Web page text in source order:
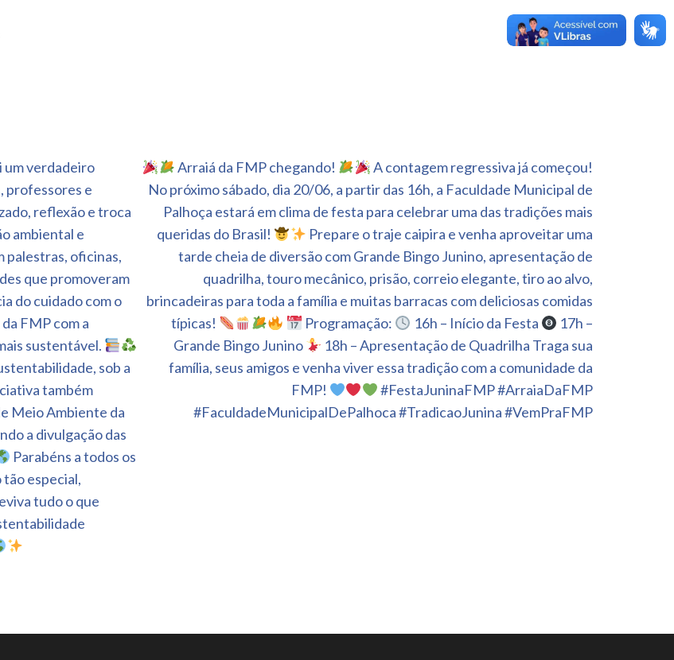
um verdadeiro
professores e
reflexão e troca
ambiental e
palestras, oficinas,
que promoveram
do cuidado com o
FMP com a
sustentável.
sob a
também
Meio Ambiente da
a divulgação das
Parabéns a todos os
especial,
tudo o que
Arraiá da FMP chegando!
A contagem regressiva já começou!
No próximo sábado, dia 20/06, a partir das 16h, a Faculdade Municipal de
Palhoça estará em clima de festa para celebrar uma das tradições mais
queridas do Brasil!
Prepare o traje caipira e venha aproveitar uma
tarde cheia de diversão com Grande Bingo Junino, apresentação de
quadrilha, touro mecânico, prisão, correio elegante, tiro ao alvo,
brincadeiras para toda a família e muitas barracas com deliciosas comidas
típicas!
Programação: 16h – Início da Festa
17h –
Grande Bingo Junino
18h – Apresentação de Quadrilha Traga sua
família, seus amigos e venha viver essa tradição com a comunidade da
FMP!
#FestaJuninaFMP #ArraiaDaFMP
#FaculdadeMunicipalDePalhoca #TradicaoJunina #VemPraFMP